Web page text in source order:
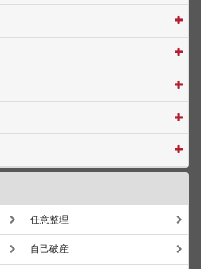
任意整理
自己破産